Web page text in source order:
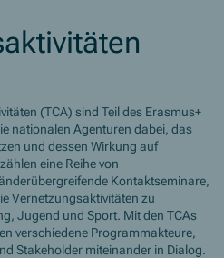
(TCA) sind Teil des Erasmus+
nationalen Agenturen dabei, das
und dessen Wirkung auf
eine Reihe von
Kontaktseminare,
Vernetzungsaktivitäten zu
Jugend und Sport. Mit den TCAs
verschiedene Programmakteure,
Stakeholder miteinander in Dialog.